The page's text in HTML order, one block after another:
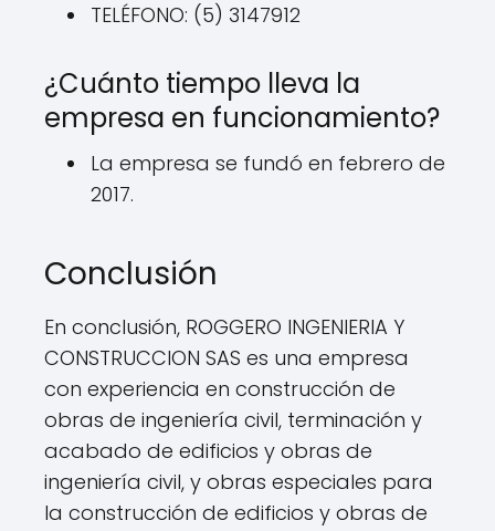
TELÉFONO: (5) 3147912
¿Cuánto tiempo lleva la
empresa en funcionamiento?
La empresa se fundó en febrero de
2017.
Conclusión
En conclusión, ROGGERO INGENIERIA Y
CONSTRUCCION SAS es una empresa
con experiencia en construcción de
obras de ingeniería civil, terminación y
acabado de edificios y obras de
ingeniería civil, y obras especiales para
la construcción de edificios y obras de